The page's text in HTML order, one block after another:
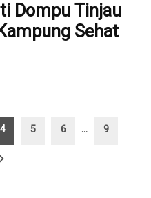
Dompu Tinjau
Sehat
4 5 6 … 9